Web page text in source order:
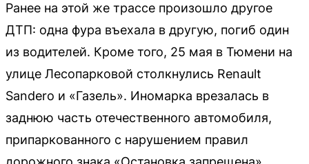
Ранее на этой же трассе произошло другое
ДТП: одна фура въехала в другую, погиб один
из водителей. Кроме того, 25 мая в Тюмени на
улице Лесопарковой столкнулись Renault
Sandero и «Газель». Иномарка врезалась в
заднюю часть отечественного автомобиля,
припаркованного с нарушением правил